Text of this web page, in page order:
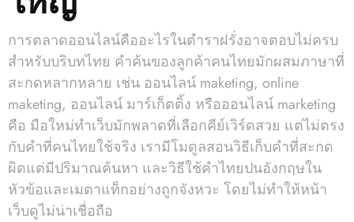
การตลาดออนไลน์คืออะไรในตำราฝรั่งอาจตอบไม่ครบ
สำหรับบริบทไทย คำค้นของลูกค้าคนไทยมักผสมภาษาที่
สะกดหลากหลาย เช่น ออนไลน์ maketing, online
maketing, ออนไลน์ มาร์เก็ตติ้ง หรือออนไลน์ marketing
คือ มือใหม่ทำเว็บมักพลาดที่เลือกคีย์เวิร์ดสวย แต่ไม่ตรง
กับคำที่คนไทยใช้จริง เรามีโมดูลสอนวิธีเก็บคำที่สะกด
ผิดแต่มีปริมาณค้นหา และวิธีใช้คำไทยปนอังกฤษใน
หัวข้อและเมตาแท็กอย่างถูกจังหวะ โดยไม่ทำให้หน้า
เว็บดูไม่น่าเชื่อถือ